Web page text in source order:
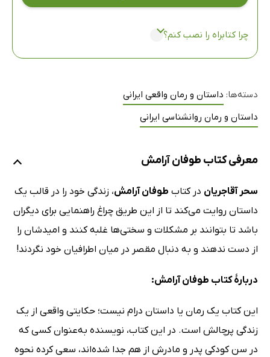
چرا کتابراه را نصب کنم؟
دسته‌ها: داستان و رمان واقعی ایرانی
داستان و رمان روانشناسی ایرانی
معرفی کتاب طوفان آرامش
سحر آقاجریان در کتاب طوفان آرامش، زندگی خود را در قالب یک
داستان روایت می‌کند تا از این طریق چراغ راهنمایی برای دیگران
باشد تا بتوانند بر مشکلات و سختی‌ها غلبه کنند و امیدشان را
از دست ندهند و به دنبال مقصر در میان اطرافیان خود نگردند!
دربارۀ کتاب طوفان آرامش:
این کتاب یک رمان یا داستان درام نیست؛ حکایتی واقعی از یک
زندگی پرچالش است. در این کتاب، نویسنده به‌عنوان کسی که
در سن کودکی پدر و مادرش از هم جدا شده‌اند، سعی کرده نحوه